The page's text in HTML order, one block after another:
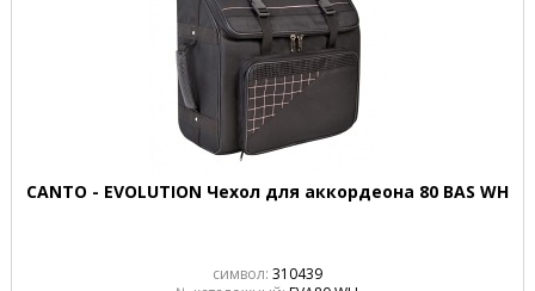
CANTO - EVOLUTION Чехол для аккордеона 80 BAS WH
символ: 310439